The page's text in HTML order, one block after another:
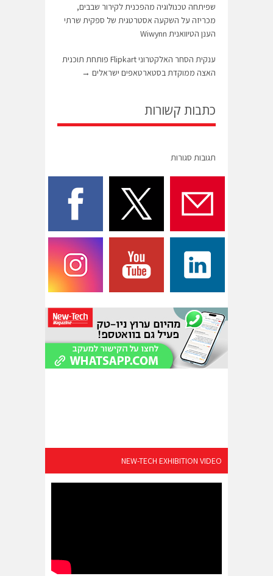
שפיתחה טכנולוגיה מהפכנית לקירור שבבים,
מכריזה על השקעה אסטרטגית של ספקית שרתי
הענן הטיוואנית Wiwynn
ענקית הסחר האלקטרוני Flipkart פותחת תוכנית
האצה ממוקדת בסטארטאפים ישראלים →
כתבות קשורות
תגובות סגורות
NEW-TECH EXHIBITION VIDEO